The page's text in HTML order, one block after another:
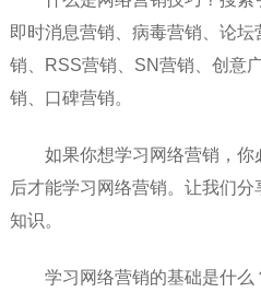
即时消息营销、病毒营销、论
销、RSS营销、SN营销、创意
销、口碑营销。
如果你想学习网络营销，
后才能学习网络营销。让我们
知识。
学习网络营销的基础是什么